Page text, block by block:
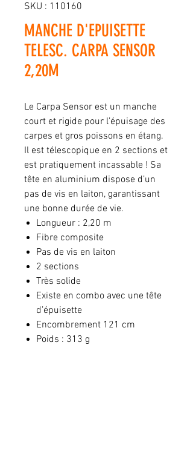
SKU : 110160
MANCHE D'EPUISETTE
TELESC. CARPA SENSOR
2,20M
Le Carpa Sensor est un manche
court et rigide pour l’épuisage des
carpes et gros poissons en étang.
Il est télescopique en 2 sections et
est pratiquement incassable ! Sa
tête en aluminium dispose d’un
pas de vis en laiton, garantissant
une bonne durée de vie.
Longueur : 2,20 m
Fibre composite
Pas de vis en laiton
2 sections
Très solide
Existe en combo avec une tête
d’épuisette
Encombrement 121 cm
Poids : 313 g